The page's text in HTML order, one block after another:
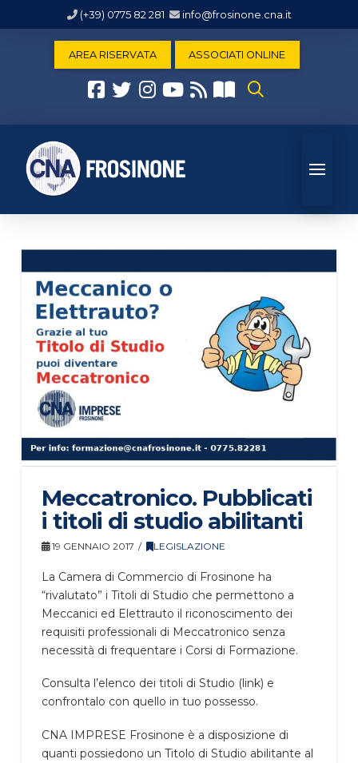
(+39) 0775 82 281 info@frosinone.cna.it
AREA RISERVATA ASSOCIATI ONLINE
Meccatronico. Pubblicati
i titoli di studio abilitanti
19 GENNAIO 2017 LEGISLAZIONE
La Camera di Commercio di Frosinone ha
“rivalutato” i Titoli di Studio che permettono a
Meccanici ed Elettrauto il riconoscimento dei
requisiti professionali di Meccatronico senza
necessità di frequentare i Corsi di Formazione.
Consulta l’elenco dei titoli di Studio (link) e
confrontalo con quello in tuo possesso.
CNA IMPRESE Frosinone è a disposizione di
quanti possiedono un Titolo di Studio abilitante al